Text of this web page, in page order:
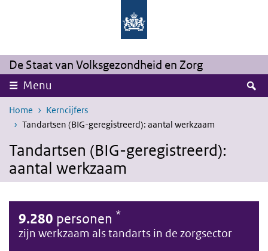
Overslaan en naar de inhoud gaan
De Staat van Volksgezondheid en Zorg
Menu
Home
Kerncijfers
Tandartsen (BIG-geregistreerd): aantal werkzaam
Tandartsen (BIG-geregistreerd):
aantal werkzaam
9.280 personen *
zijn werkzaam als tandarts in de zorgsector